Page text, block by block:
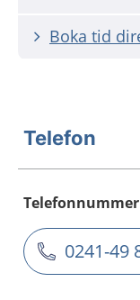
Boka tid
Telefon
Telefonnummer
0241-49